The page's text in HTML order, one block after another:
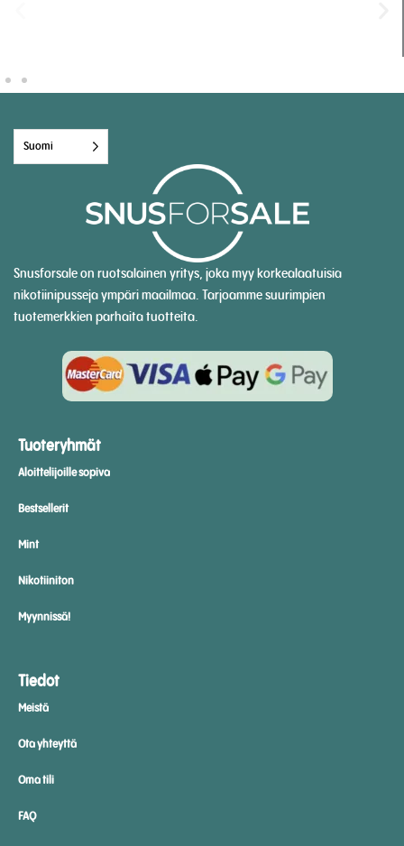
Suomi
Snusforsale on ruotsalainen yritys, joka myy korkealaatuisia
nikotiinipusseja ympäri maailmaa. Tarjoamme suurimpien
tuotemerkkien parhaita tuotteita.
Tuoteryhmät
Aloittelijoille sopiva
Bestsellerit
Mint
Nikotiiniton
Myynnissä!
Tiedot
Meistä
Ota yhteyttä
Oma tili
FAQ